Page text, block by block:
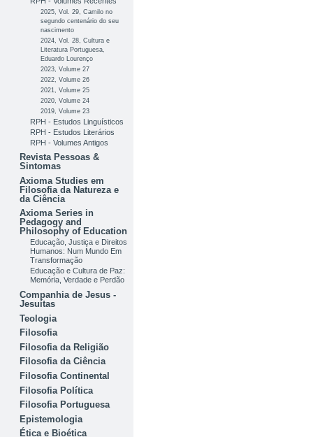
2025, Vol. 29, Camilo no
segundo centenário do seu
nascimento
2024, Vol. 28, Cultura e
Literatura Portuguesa,
Eduardo Lourenço
2023, Volume 27
2022, Volume 26
2021, Volume 25
2020, Volume 24
2019, Volume 23
RPH - Estudos Linguísticos
RPH - Estudos Literários
RPH - Volumes Antigos
Revista Pessoas &
Sintomas
Axioma Studies em
Filosofia da Natureza e
da Ciência
Axioma Series in
Pedagogy and
Philosophy of Education
Educação, Justiça e Direitos
Humanos: Num Mundo Em
Transformação
Educação e Cultura de Paz:
Memória, Verdade e Perdão
Companhia de Jesus -
Jesuítas
Teologia
Filosofia
Filosofia da Religião
Filosofia da Ciência
Filosofia Continental
Filosofia Política
Filosofia Portuguesa
Epistemologia
Ética e Bioética